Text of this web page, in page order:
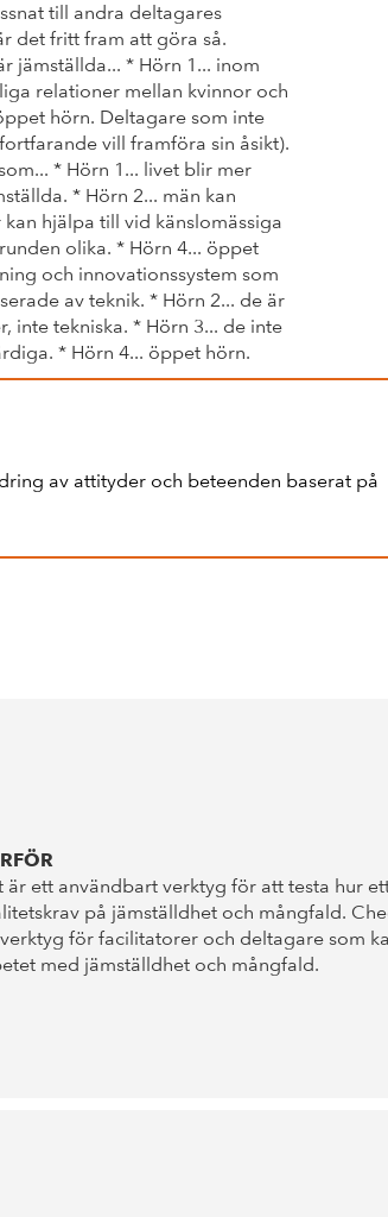
till andra deltagares
det fritt fram att göra så.
jämställda... * Hörn 1... inom
relationer mellan kvinnor och
hörn. Deltagare som inte
vill framföra sin åsikt).
* Hörn 1... livet blir mer
* Hörn 2... män kan
hjälpa till vid känslomässiga
olika. * Hörn 4... öppet
och innovationssystem som
av teknik. * Hörn 2... de är
inte tekniska. * Hörn 3... de inte
* Hörn 4... öppet hörn.
av attityder och beteenden baserat på
är ett användbart verktyg för att testa hur
på jämställdhet och mångfald.
för facilitatorer och deltagare som
med jämställdhet och mångfald.